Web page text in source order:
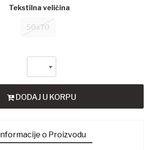
Tekstilna veličina
50x70
DODAJ U KORPU
o Proizvodu